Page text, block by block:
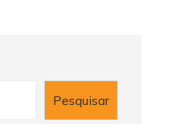
Pesquisar